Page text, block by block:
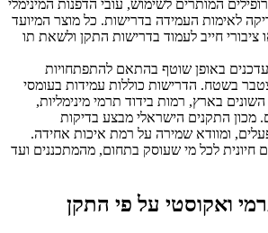
המותרים לשימוש, עובי הדפנות המינימלי
לאימות העמידה בדרישות. כל מוצר המיועד
ציבורי חייב לעמוד בדרישות התקן ולשאת תו
באופן שוטף בהתאם להתפתחויות
בשטח. הדרישות כוללות עמידות בעומסי
בארץ, רמות בידוד תרמי מינימליות,
מכון התקנים הישראלי מבצע בדיקות
ומוודא שמירה על רמת איכות אחידה.
חיונית לכל מי שעוסק בתחום, מהמתכננים ועד
ואקוסטי על פי התקן